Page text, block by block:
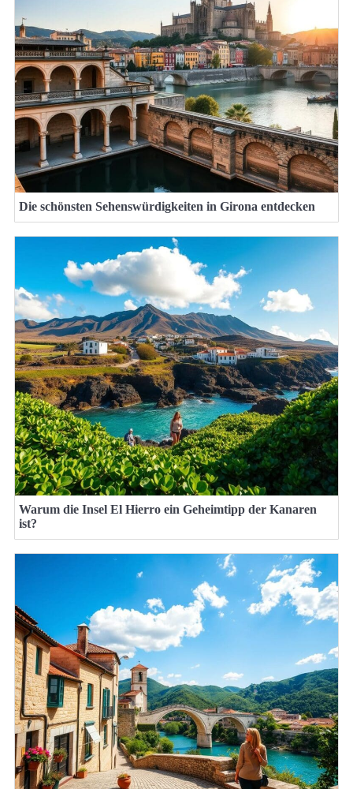
Die schönsten Sehenswürdigkeiten in Girona entdecken
Warum die Insel El Hierro ein Geheimtipp der Kanaren
ist?